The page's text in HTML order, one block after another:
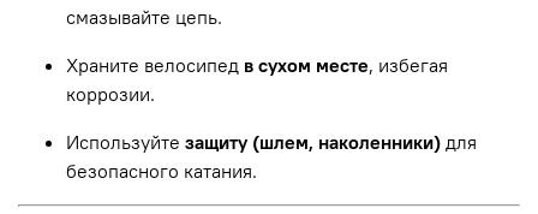
смазывайте цепь.
Храните велосипед в сухом месте, избегая
коррозии.
Используйте защиту (шлем, наколенники) для
безопасного катания.